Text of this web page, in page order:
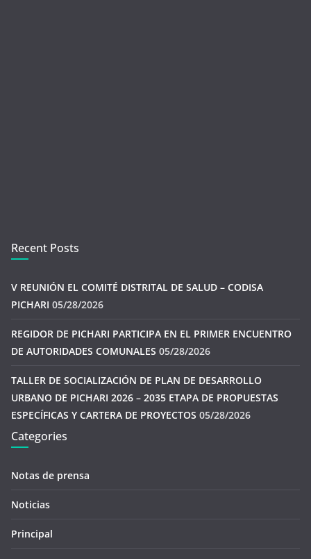
Recent Posts
V REUNIÓN EL COMITÉ DISTRITAL DE SALUD – CODISA
PICHARI 05/28/2026
REGIDOR DE PICHARI PARTICIPA EN EL PRIMER ENCUENTRO
DE AUTORIDADES COMUNALES 05/28/2026
TALLER DE SOCIALIZACIÓN DE PLAN DE DESARROLLO
URBANO DE PICHARI 2026 – 2035 ETAPA DE PROPUESTAS
ESPECÍFICAS Y CARTERA DE PROYECTOS 05/28/2026
Categories
Notas de prensa
Noticias
Principal